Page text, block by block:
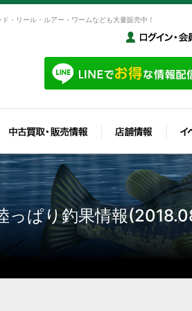
・リール・ルアー・ワームなども大量販売中！
ぱり釣果情報